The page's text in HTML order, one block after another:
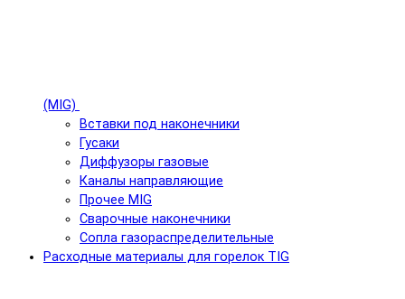
(MIG)
Вставки под наконечники
Гусаки
Диффузоры газовые
Каналы направляющие
Прочее MIG
Сварочные наконечники
Сопла газораспределительные
Расходные материалы для горелок TIG